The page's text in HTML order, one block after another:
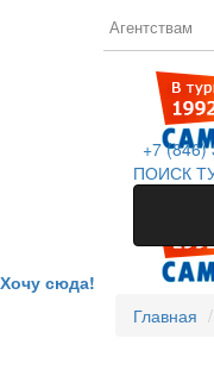
Агентствам
+7 (846)
ПОИСК
Хочу сюда!
Главная